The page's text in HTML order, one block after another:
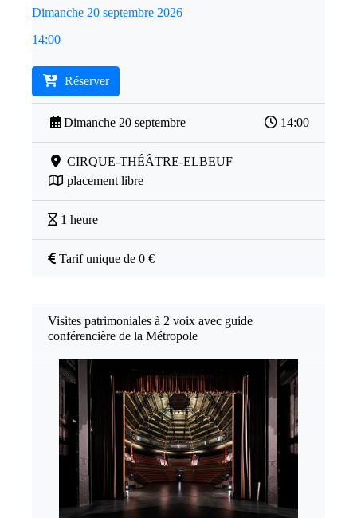
Dimanche 20 septembre 2026
14:00
Réserver
Dimanche 20 septembre 14:00
CIRQUE-THÉÂTRE-ELBEUF
placement libre
1 heure
Tarif unique de 0 €
Visites patrimoniales à 2 voix avec guide
conférencière de la Métropole